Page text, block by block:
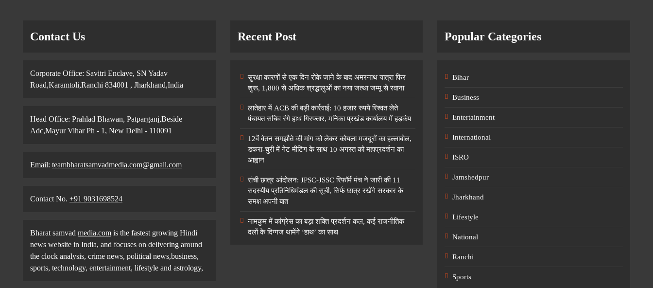
Contact Us
Corporate Office: Savitri Enclave, SN Yadav
Road,Karamtoli,Ranchi 834001 , Jharkhand,India
Head Office: Prahlad Bhawan, Patparganj,Beside
Adc,Mayur Vihar Ph - 1, New Delhi - 110091
Email: teambharatsamvadmedia.com@gmail.com
Contact No. ‪ +91 9031698524
Bharat samvad media.com is the fastest growing Hindi
news website in India, and focuses on delivering around
the clock analysis, crime news, political news,business,
sports, technology, entertainment, lifestyle and astrology,
Recent Post
सुरक्षा कारणों से एक दिन रोके जाने के बाद अमरनाथ यात्रा फिर
शुरू, 1,800 से अधिक श्रद्धालुओं का नया जत्था जम्मू से रवाना
लातेहार में ACB की बड़ी कार्रवाई: 10 हजार रुपये रिश्वत लेते
पंचायत सचिव रंगे हाथ गिरफ्तार, मनिका प्रखंड कार्यालय में हड़कंप
12वें वेतन समझौते की मांग को लेकर कोयला मजदूरों का हल्लाबोल,
डकरा-चुरी में गेट मीटिंग के साथ 10 अगस्त को महाप्रदर्शन का
आह्वान
रांची छात्र आंदोलन: JPSC-JSSC रिफॉर्म मंच ने जारी की 11
सदस्यीय प्रतिनिधिमंडल की सूची, सिर्फ छात्र रखेंगे सरकार के
समक्ष अपनी बात
नामकुम में कांग्रेस का बड़ा शक्ति प्रदर्शन कल, कई राजनीतिक
दलों के दिग्गज थामेंगे ‘हाथ’ का साथ
Popular Categories
Bihar
Business
Entertainment
International
ISRO
Jamshedpur
Jharkhand
Lifestyle
National
Ranchi
Sports